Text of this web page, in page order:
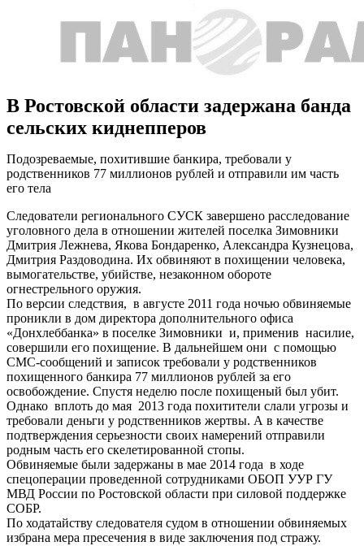
В Ростовской области задержана банда
сельских киднепперов
Подозреваемые, похитившие банкира, требовали у
родственников 77 миллионов рублей и отправили им часть
его тела
Следователи регионального СУСК завершено расследование
уголовного дела в отношении жителей поселка Зимовники
Дмитрия Лежнева, Якова Бондаренко, Александра Кузнецова,
Дмитрия Раздоводина. Их обвиняют в похищении человека,
вымогательстве, убийстве, незаконном обороте
огнестрельного оружия.
По версии следствия, в августе 2011 года ночью обвиняемые
проникли в дом директора дополнительного офиса
«Донхлеббанка» в поселке Зимовники и, применив насилие,
совершили его похищение. В дальнейшем они с помощью
СМС-сообщений и записок требовали у родственников
похищенного банкира 77 миллионов рублей за его
освобождение. Спустя неделю после похищеный был убит.
Однако вплоть до мая 2013 года похитители слали угрозы и
требовали деньги у родственников жертвы. А в качестве
подтверждения серьезности своих намерений отправили
родным часть его скелетированной стопы.
Обвиняемые были задержаны в мае 2014 года в ходе
спецоперации проведенной сотрудниками ОБОП УУР ГУ
МВД России по Ростовской области при силовой поддержке
СОБР.
По ходатайству следователя судом в отношении обвиняемых
избрана мера пресечения в виде заключения под стражу.